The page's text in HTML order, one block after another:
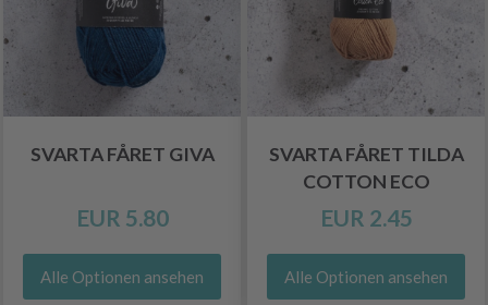
SVARTA FÅRET GIVA
EUR 5.80
Alle Optionen ansehen
SVARTA FÅRET TILDA
COTTON ECO
EUR 2.45
Alle Optionen ansehen